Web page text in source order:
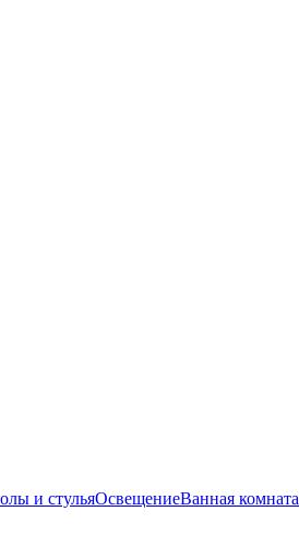
и стульяОсвещениеВанная комната